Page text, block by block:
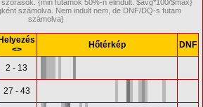
{min futamok 50%-n elindult. $avg*100/$max}
számolva. Nem indult nem, de DNF/DQ-s futam
számolva}
<>
Hőtérkép DNF
2 - 13
27 - 43